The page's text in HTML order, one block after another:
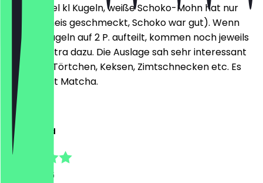
Eis okay (rel kl Kugeln, weiße Schoko-Mohn hat nur
nach Milcheis geschmeckt, Schoko war gut). Wenn
man die Kugeln auf 2 P. aufteilt, kommen noch jeweils
20 Cent extra dazu. Die Auslage sah sehr interessant
aus, mit kl Törtchen, Keksen, Zimtschnecken etc. Es
gibt viel mit Matcha.
Muhammed
12 juni 2026